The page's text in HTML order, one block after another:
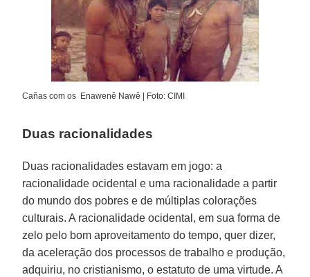
Cañas com os Enawenê Nawê | Foto: CIMI
Duas racionalidades
Duas racionalidades estavam em jogo: a
racionalidade ocidental e uma racionalidade a partir
do mundo dos pobres e de múltiplas colorações
culturais. A racionalidade ocidental, em sua forma de
zelo pelo bom aproveitamento do tempo, quer dizer,
da aceleração dos processos de trabalho e produção,
adquiriu, no cristianismo, o estatuto de uma virtude. A